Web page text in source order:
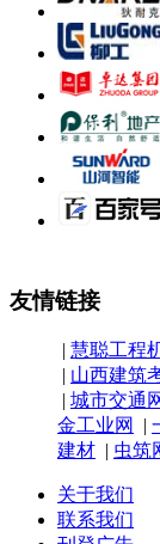
友情链接
| 慧聪工程
| 山西建筑
| 城市交通
金工业网
|
建材 | 虫筑
关于我们
联系我们